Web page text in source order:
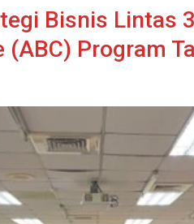
Bisnis Lintas
(ABC) Program